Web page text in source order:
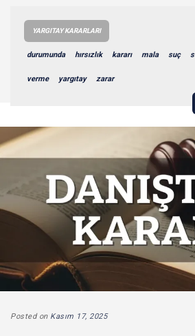
YARGITAY KARARLARI
durumunda hırsızlık kararı mala suç
verme yargıtay zarar
Posted on Kasım 17, 2025